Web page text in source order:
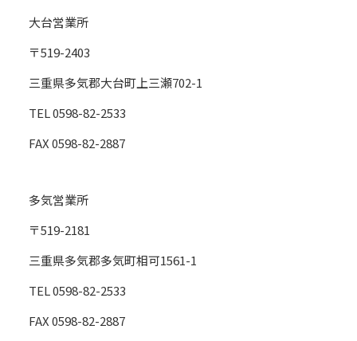
大台営業所
〒519-2403
三重県多気郡大台町上三瀬702-1
TEL 0598-82-2533
FAX 0598-82-2887
多気営業所
〒519-2181
三重県多気郡多気町相可1561-1
TEL 0598-82-2533
FAX 0598-82-2887